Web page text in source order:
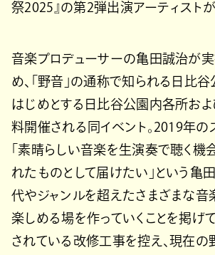
祭2025』の第2弾出演アーティスト
音楽プロデューサーの亀田誠治が
め、「野音」の通称で知られる日比
はじめとする日比谷公園内各所お
料開催される同イベント。2019年の
「素晴らしい音楽を生演奏で聴く機
れたものとして届けたい」という亀
代やジャンルを超えたさまざまな音
楽しめる場を作っていくことを掲げ
されている改修工事を控え、現在の